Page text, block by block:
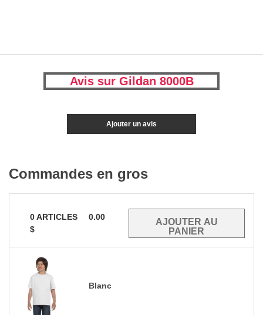
Avis sur Gildan 8000B
Ajouter un avis
Commandes en gros
0ARTICLES
0.00
$
Blanc